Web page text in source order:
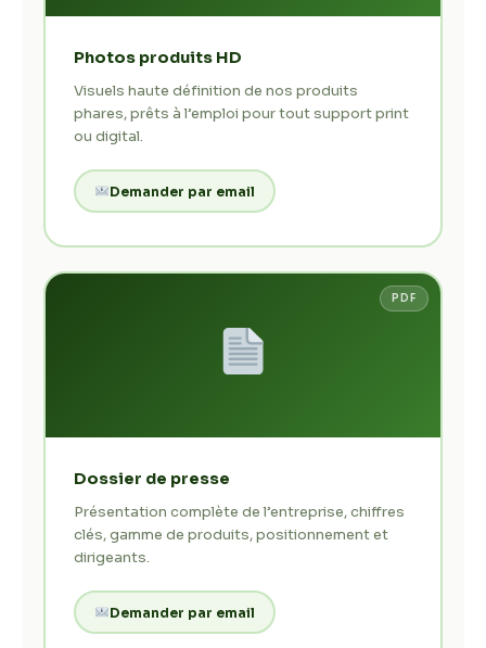
Photos produits HD
Visuels haute définition de nos produits
phares, prêts à l’emploi pour tout support print
ou digital.
Demander par email
PDF
Dossier de presse
Présentation complète de l’entreprise, chiffres
clés, gamme de produits, positionnement et
dirigeants.
Demander par email